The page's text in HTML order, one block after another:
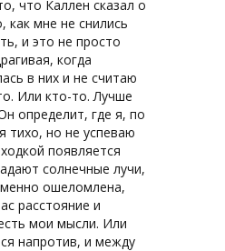
что Каллен сказал о
как мне не снились
и это не просто
когда
в них и не считаю
Или кто-то. Лучше
определит, где я, по
тихо, но не успеваю
появляется
солнечные лучи,
ошеломлена,
расстояние и
мои мысли. Или
напротив, и между